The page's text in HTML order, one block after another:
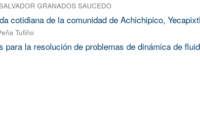
GRANADOS SAUCEDO
cotidiana de la comunidad de Achichipico,
Tufiño
para la resolución de problemas de dinámica de